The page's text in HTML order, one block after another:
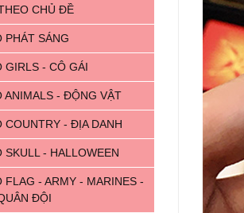
CHỦ ĐỀ
PHÁT SÁNG
GIRLS - CÔ GÁI
ANIMALS - ĐỘNG VẬT
COUNTRY - ĐỊA DANH
SKULL - HALLOWEEN
FLAG - ARMY - MARINES -
ĐỘI